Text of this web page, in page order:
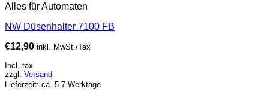
Alles für Automaten
NW Düsenhalter 7100 FB
€12,90 inkl. MwSt./Tax
Incl. tax
zzgl. Versand
Lieferzeit: ca. 5-7 Werktage